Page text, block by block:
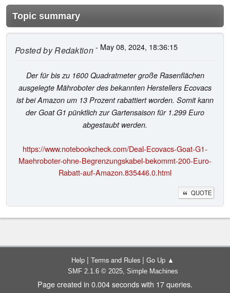
Topic summary
Posted byRedaktion- May 08, 2024, 18:36:15
Der für bis zu 1600 Quadratmeter große Rasenflächen
ausgelegte Mähroboter des bekannten Herstellers Ecovacs
ist bei Amazon um 13 Prozent rabattiert worden. Somit kann
der Goat G1 pünktlich zur Gartensaison für 1.299 Euro
abgestaubt werden.
https://www.notebookcheck.com/Deal-Ecovacs-Goat-G1-
Maehroboter-ohne-Begrenzungskabel-bekommt-200-Euro-
Rabatt-auf-Amazon.835446.0.html
QUOTE
Help | Terms and Rules | Go Up ▲
SMF 2.1.6 © 2025, Simple Machines
Page created in 0.004 seconds with 17 queries.